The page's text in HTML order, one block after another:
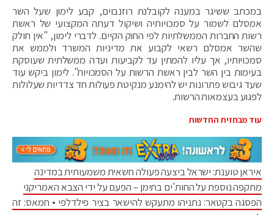
במכתב ששיגר במענה לקובלנת רוזנבוים, קבע לימון שעל השר
אמסלם לשמור על סמכויותיה ושיקול דעתה המקצועי של ראשת
רשות החברות הממשלתיות לפי החוק הקיים. לדברי לימון, "אין חולק
שהשר אמסלם רשאי לקבוע את מדיניות המשרד ולממש את
סמכויותיו, אך עליו להמתין עד לקביעות ועדה ממשלתית שעוסקת
בעימות בין השר לבין ראשת הרשות על הסמכויות". לימון ביקש עוד
שעד גיבוש פתרונות יש להימנע מנקיטת פעולות חד צדדיות שעלולות
לפגוע בעצמאות הרשות.
עוד מבחזית החדשות
איראן טוענת: ישראל ביצעה פעולה חשאית משמעותית במדינה
מתקפה נוספת על החות'ים בתימן – הפעם על ידי הצבא האמריקני
הפסגה בקטאר: נתניהו מתעקש להישאר בציר פילדלפי • חמאס: זה